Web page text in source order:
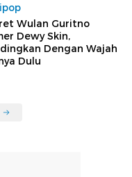
Wulan Guritno
Dewy Skin,
Dengan Wajah
Dulu